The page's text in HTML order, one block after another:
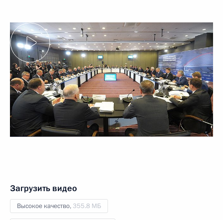
Загрузить видео
Высокое качество, 355.8 МБ